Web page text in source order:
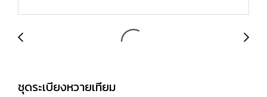
ชุดระเบียงหวายเทียม